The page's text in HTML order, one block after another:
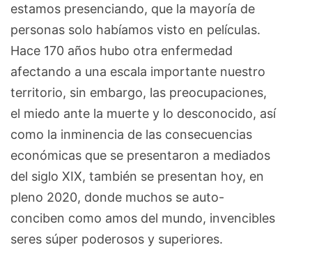
estamos presenciando, que la mayoría de
personas solo habíamos visto en películas.
Hace 170 años hubo otra enfermedad
afectando a una escala importante nuestro
territorio, sin embargo, las preocupaciones,
el miedo ante la muerte y lo desconocido, así
como la inminencia de las consecuencias
económicas que se presentaron a mediados
del siglo XIX, también se presentan hoy, en
pleno 2020, donde muchos se auto-
conciben como amos del mundo, invencibles
seres súper poderosos y superiores.